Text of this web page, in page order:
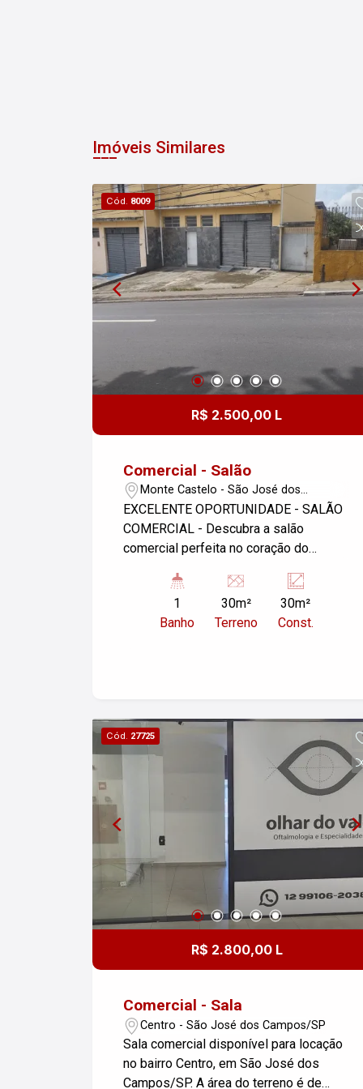
Imóveis Similares
Cód. 8009
R$ 2.500,00 L
Comercial - Salão
Monte Castelo - São José dos
Campos/SP
EXCELENTE OPORTUNIDADE - SALÃO
COMERCIAL - Descubra a salão
comercial perfeita no coração do
Campos! Com uma área útil de 30m²,
este espaço é ideal para quem busca
praticidade e conforto em um ambiente
Não perca a oportunidade Agende uma
visita. FALE COM A GENTE; TEMOS
SEMPRE UMA SOLUÇÃO EM IMÓVEIS
PARA MORADIA, COMÉRCIO,
INDÚSTRIA, LAZER OU
1
Banho
30m²
Terreno
30m²
Const.
Cód. 27725
R$ 2.800,00 L
Comercial - Sala
Centro - São José dos Campos/SP
Sala comercial disponível para locação
no bairro Centro, em São José dos
Campos/SP. A área do terreno é de